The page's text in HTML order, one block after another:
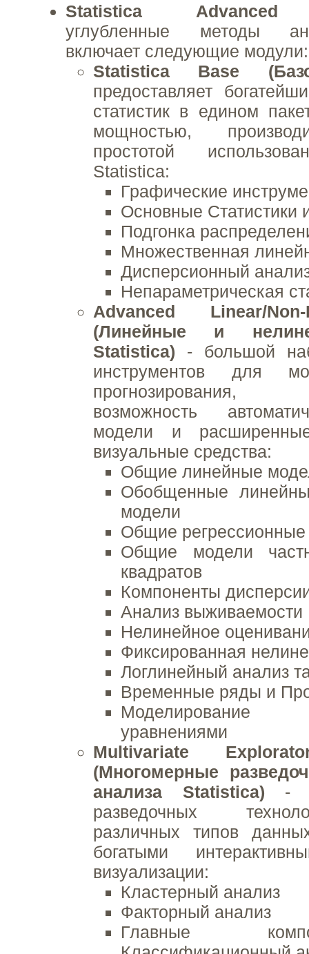
Statistica Advanced
углубленные методы
включает следующие модули:
Statistica Base
предоставляет
статистик в едином
мощностью,
простотой
Statistica:
Графические
Основные Статистики
Подгонка
Множественная
Дисперсионный
Непараметрическая
Advanced Linear/
(Линейные и
Statistica) - большой
инструментов для
возможность
модели и
визуальные средства:
Общие линейные
Обобщенные
модели
Общие
Общие модели
квадратов
Компоненты
Анализ выживаемости
Нелинейное
Фиксированная
Логлинейный анализ
Временные ряды и
Моделирование
уравнениями
Multivariate
(Многомерные
анализа Statistica) -
разведочных
различных типов
богатыми
визуализации:
Кластерный анализ
Факторный анализ
Главные